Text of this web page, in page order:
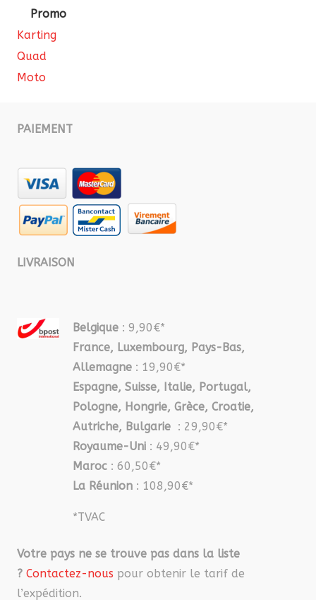
Promo
Karting
Quad
Moto
PAIEMENT
LIVRAISON
Belgique : 9,90€*
France, Luxembourg, Pays-Bas,
Allemagne : 19,90€*
Espagne, Suisse, Italie, Portugal,
Pologne, Hongrie, Grèce, Croatie,
Autriche, Bulgarie : 29,90€*
Royaume-Uni : 49,90€*
Maroc : 60,50€*
La Réunion : 108,90€*
*TVAC
Votre pays ne se trouve pas dans la liste
? Contactez-nous pour obtenir le tarif de
l’expédition.